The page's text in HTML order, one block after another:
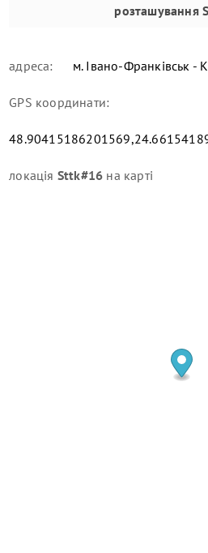
розташування
адреса: м. Івано-Франківськ -
GPS координати:
локація Sttk#16 на карті